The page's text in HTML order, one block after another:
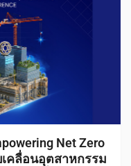
Net Zero
เคลื่อนอุตสาหกรรม